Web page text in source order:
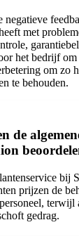
negatieve
met
het bedrijf om
om zo
te behouden.
de
bij
prijzen de
terwijl
gedrag.